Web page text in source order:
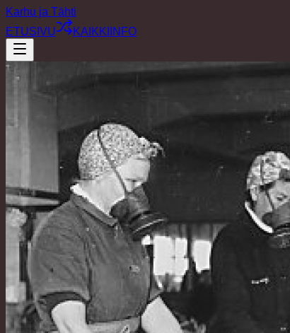
Karhu ja Tähti
ETUSIVU
KAIKKI INFO